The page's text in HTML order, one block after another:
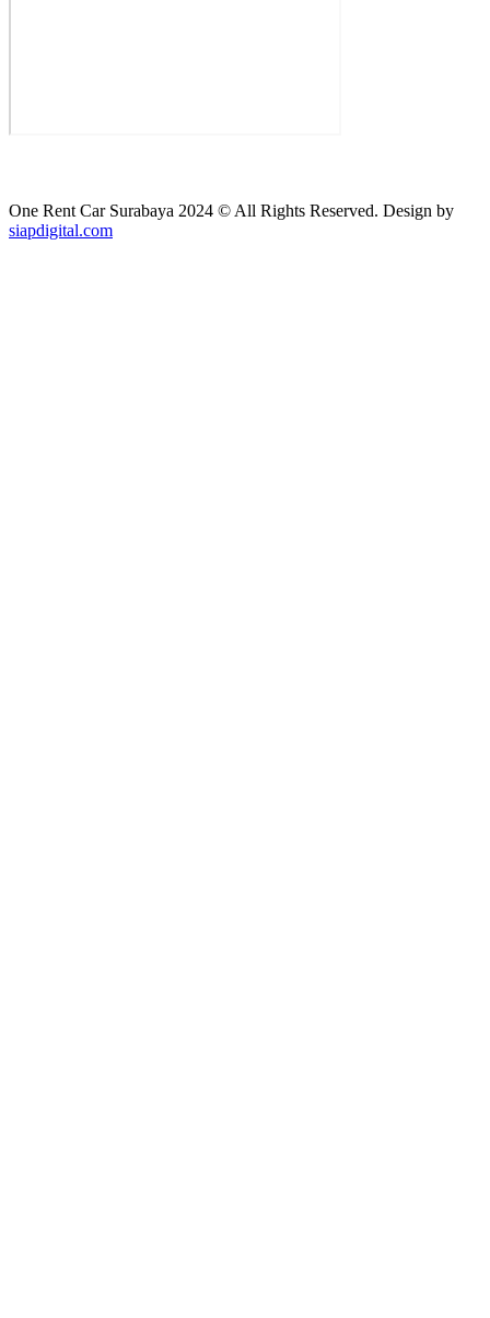
One Rent Car Surabaya 2024 © All Rights Reserved. Design by
siapdigital.com